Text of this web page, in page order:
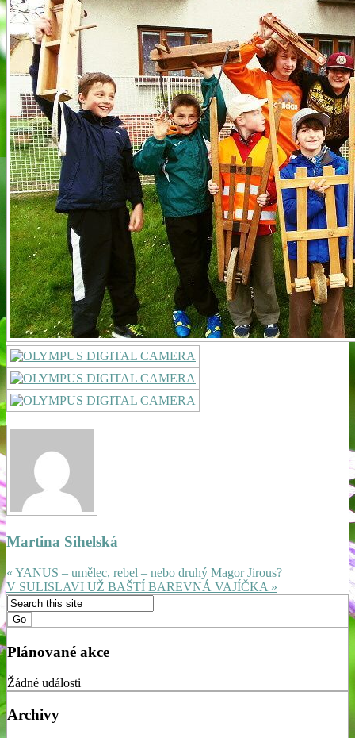
Martina Sihelská
« YANUS – umělec, rebel – nebo druhý Magor Jirous?
V SULISLAVI UŽ BAŠTÍ BAREVNÁ VAJÍČKA »
Plánované akce
Žádné události
Archivy